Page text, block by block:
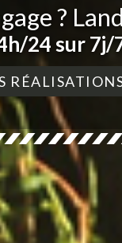
?
24 sur 7j/